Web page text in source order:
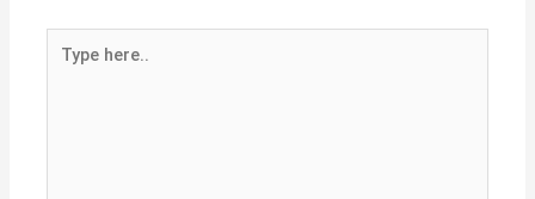
here..